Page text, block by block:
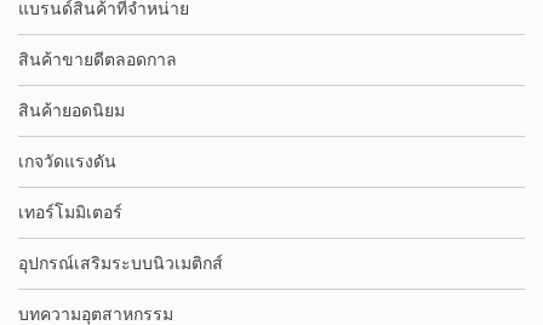
แบรนด์สินค้าที่จำหน่าย
สินค้าขายดีตลอดกาล
สินค้ายอดนิยม
เกจวัดแรงดัน
เทอร์โมมิเตอร์
อุปกรณ์เสริมระบบนิวเมติกส์
บทความอุตสาหกรรม